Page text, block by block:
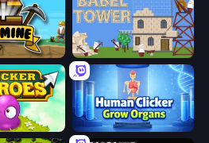
Babel Tower
Human Clicker: Grow Organs